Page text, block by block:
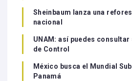
Sheinbaum lanza una
nacional
UNAM: así puedes consultar
de Control
México busca el Mundial
Panamá